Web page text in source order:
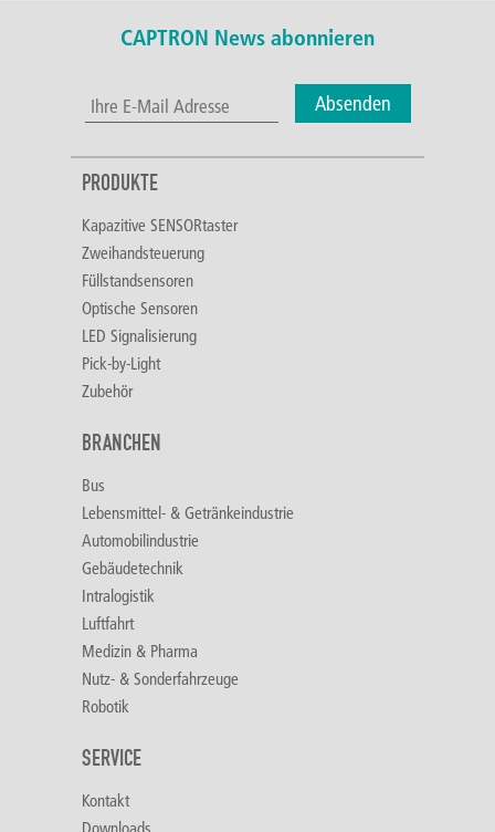
CAPTRON News abonnieren
Absenden
PRODUKTE
Kapazitive SENSORtaster
Zweihandsteuerung
Füllstandsensoren
Optische Sensoren
LED Signalisierung
Pick-by-Light
Zubehör
BRANCHEN
Bus
Lebensmittel- & Getränkeindustrie
Automobilindustrie
Gebäudetechnik
Intralogistik
Luftfahrt
Medizin & Pharma
Nutz- & Sonderfahrzeuge
Robotik
SERVICE
Kontakt